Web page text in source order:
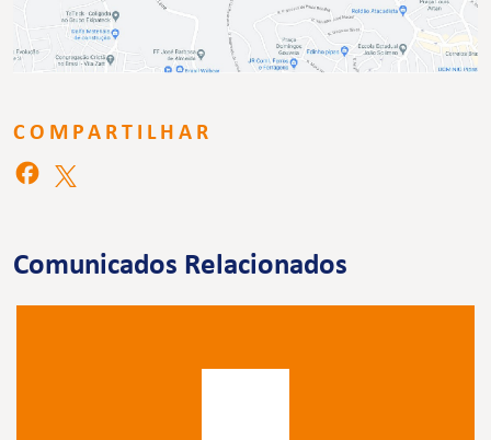
COMPARTILHAR
Comunicados Relacionados